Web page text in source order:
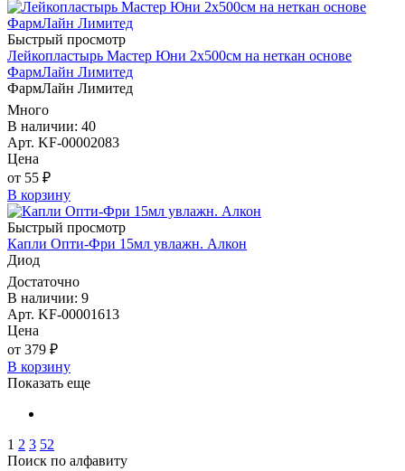
Быстрый просмотр
Лейкопластырь Мастер Юни 2х500см на неткан основе
ФармЛайн Лимитед
ФармЛайн Лимитед
Много
В наличии: 40
Арт. KF-00002083
Цена
от 55 ₽
В корзину
Быстрый просмотр
Капли Опти-Фри 15мл увлажн. Алкон
Диод
Достаточно
В наличии: 9
Арт. KF-00001613
Цена
от 379 ₽
В корзину
Показать еще
1 2 3 52
Поиск по алфавиту